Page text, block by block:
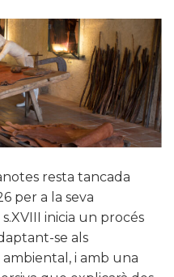
resta tancada
per a la seva
inicia un procés
se als
i amb una